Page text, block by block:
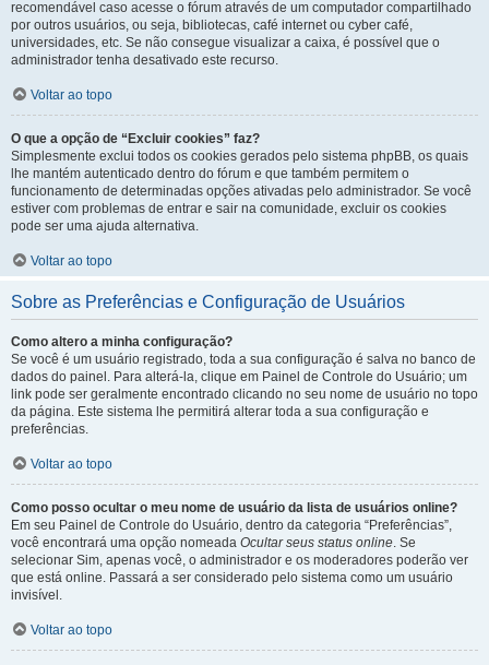
recomendável caso acesse o fórum através de um computador compartilhado
por outros usuários, ou seja, bibliotecas, café internet ou cyber café,
universidades, etc. Se não consegue visualizar a caixa, é possível que o
administrador tenha desativado este recurso.
Voltar ao topo
O que a opção de “Excluir cookies” faz?
Simplesmente exclui todos os cookies gerados pelo sistema phpBB, os quais
lhe mantém autenticado dentro do fórum e que também permitem o
funcionamento de determinadas opções ativadas pelo administrador. Se você
estiver com problemas de entrar e sair na comunidade, excluir os cookies
pode ser uma ajuda alternativa.
Voltar ao topo
Sobre as Preferências e Configuração de Usuários
Como altero a minha configuração?
Se você é um usuário registrado, toda a sua configuração é salva no banco de
dados do painel. Para alterá-la, clique em Painel de Controle do Usuário; um
link pode ser geralmente encontrado clicando no seu nome de usuário no topo
da página. Este sistema lhe permitirá alterar toda a sua configuração e
preferências.
Voltar ao topo
Como posso ocultar o meu nome de usuário da lista de usuários online?
Em seu Painel de Controle do Usuário, dentro da categoria “Preferências”,
você encontrará uma opção nomeada Ocultar seus status online. Se
selecionar Sim, apenas você, o administrador e os moderadores poderão ver
que está online. Passará a ser considerado pelo sistema como um usuário
invisível.
Voltar ao topo